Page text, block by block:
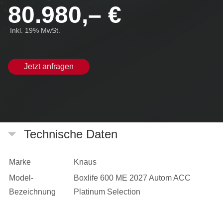
80.980,– €
Inkl. 19% MwSt.
Jetzt anfragen
Technische Daten
Marke
Knaus
Model-
Bezeichnung
Boxlife 600 ME 2027 Autom ACC
Platinum Selection